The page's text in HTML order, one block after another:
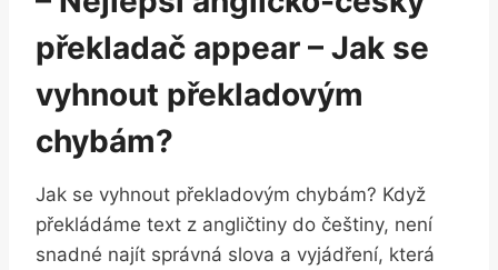
překladač appear⁤ – Jak ‍se
vyhnout překladovým
chybám?
Jak se vyhnout‍ překladovým chybám? Když
překládáme text z angličtiny do češtiny, není
snadné ​najít správná slova a ⁤vyjádření, která